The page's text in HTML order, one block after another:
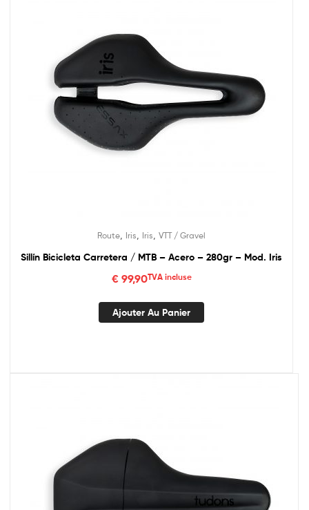
Route Iris Iris VTT / Gravel
Sillín Bicicleta Carretera / MTB – Acero – 280gr – Mod. Iris
€99,90TVA incluse
Ajouter Au Panier